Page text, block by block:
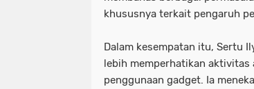
khususnya terkait pengaruh
Dalam kesempatan itu, Sertu
lebih memperhatikan aktivitas
penggunaan gadget. Ia